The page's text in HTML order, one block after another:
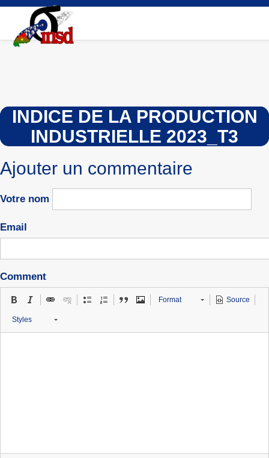
Aller
contenu
principal
INDICE DE LA PRODUCTION
INDUSTRIELLE 2023_T3
Ajouter un commentaire
Votre nom
Email
Comment
Format Source
Styles